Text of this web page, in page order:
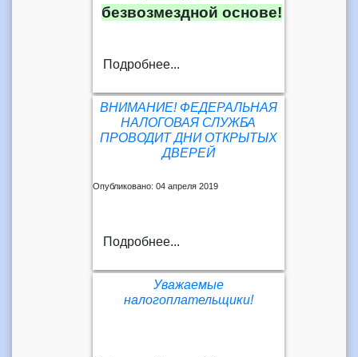
безвозмездной основе!
Подробнее...
ВНИМАНИЕ! ФЕДЕРАЛЬНАЯ
НАЛОГОВАЯ СЛУЖБА
ПРОВОДИТ ДНИ ОТКРЫТЫХ
ДВЕРЕЙ
Опубликовано: 04 апреля 2019
Подробнее...
Уважаемые
налогоплательщики!